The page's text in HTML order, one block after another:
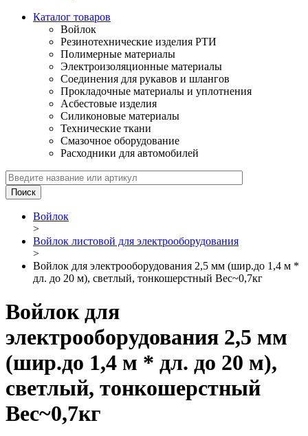
Каталог товаров
Войлок
Резинотехнические изделия РТИ
Полимерные материалы
Электроизоляционные материалы
Соединения для рукавов и шлангов
Прокладочные материалы и уплотнения
Асбестовые изделия
Силиконовые материалы
Технические ткани
Смазочное оборудование
Расходники для автомобилей
Войлок
>
Войлок листовой для электрооборудования
>
Войлок для электрооборудования 2,5 мм (шир.до 1,4 м *
дл. до 20 м), светлый, тонкошерстный Вес~0,7кг
Войлок для
электрооборудования 2,5 мм
(шир.до 1,4 м * дл. до 20 м),
светлый, тонкошерстный
Вес~0,7кг